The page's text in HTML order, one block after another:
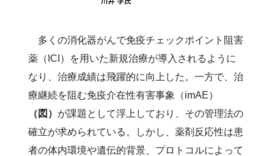
多くの消化器がんで免疫チェックポイント阻害
薬（ICI）を用いた新規治療が導入されるように
なり、治療成績は飛躍的に向上した。一方で、治
療継続を阻む免疫介在性有害事象（imAE）
（図） が課題として浮上しており、その管理法の
確立が求められている。しかし、薬剤反応性は患
者の体内環境や遺伝的背景、プロトコルによって